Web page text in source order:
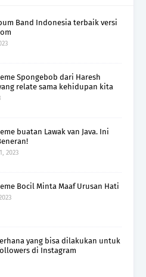
Band Indonesia terbaik versi
Spongebob dari Haresh
relate sama kehidupan kita
buatan Lawak van Java. Ini
2023
Bocil Minta Maaf Urusan Hati
yang bisa dilakukan untuk
di Instagram